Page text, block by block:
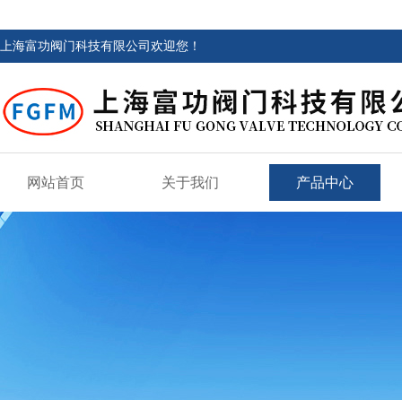
上海富功阀门科技有限公司欢迎您！
网站首页 关于我们 产品中心